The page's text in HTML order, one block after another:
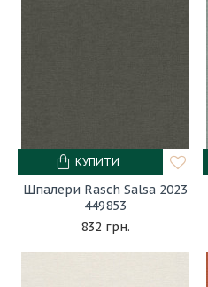
Шпалери Rasch Salsa 2023
449853
832 грн.
КУПИТИ